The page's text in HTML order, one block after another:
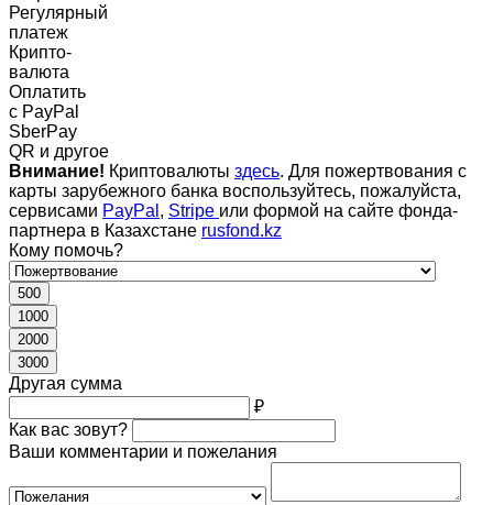
Регулярный
платеж
Крипто-
валюта
Оплатить
c PayPal
SberPay
QR и другое
Внимание! Криптовалюты здесь. Для пожертвования с
карты зарубежного банка воспользуйтесь, пожалуйста,
сервисами PayPal , Stripe или формой на сайте фонда-
партнера в Казахстане rusfond.kz
Кому помочь?
500
1000
2000
3000
Другая сумма
₽
Как вас зовут?
Ваши комментарии и пожелания